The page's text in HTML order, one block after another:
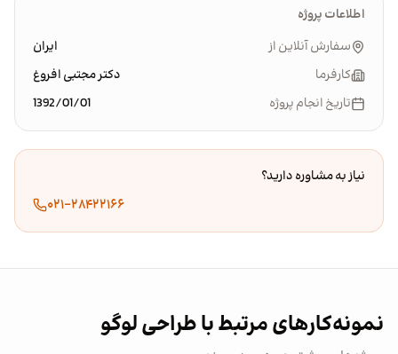
اطلاعات پروژه
سفارش آنلاین از
ایران
کارفرما
دکتر مجتبی افروغ
تاریخ انجام پروژه
1392/01/01
نیاز به مشاوره دارید؟
۰۲۱-۲۸۴۲۲۱۶۶
نمونه‌کارهای مرتبط با طراحی لوگو